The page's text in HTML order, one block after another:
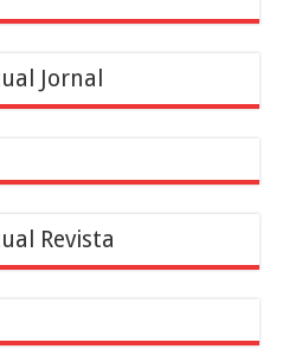
Jornal
Revista